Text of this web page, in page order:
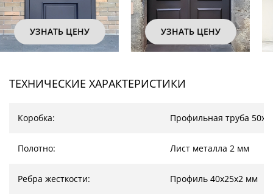
УЗНАТЬ ЦЕНУ УЗНАТЬ ЦЕНУ
ТЕХНИЧЕСКИЕ ХАРАКТЕРИСТИКИ
Коробка: Профильная труба
Полотно: Лист металла 2 мм
Ребра жесткости: Профиль 40х25х2 мм